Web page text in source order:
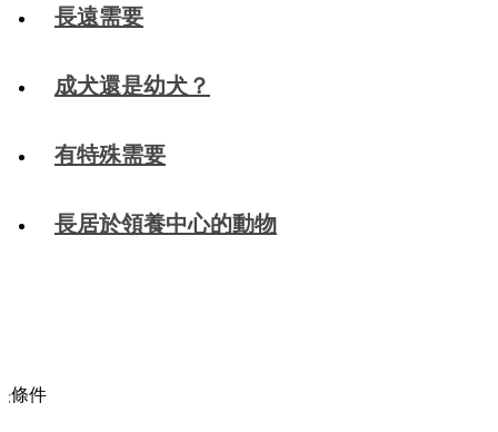
長遠需要
成犬還是幼犬？
有特殊需要
長居於領養中心的動物
條件